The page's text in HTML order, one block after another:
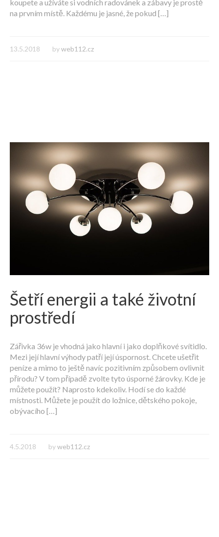
koupete a užíváte si vodních radovánek a zábavy je prostě
na prvním místě. Každému je jasné, že pokud […]
13.5.2018 byweb112.cz
Šetří energii a také životní
prostředí
Zářivka 36w je vhodná jako hlavní i jako doplňkové svítidlo.
Mezi její hlavní výhody patří její úspornost. Chcete ušetřit
peníze a mimo to ještě navíc pozitivním způsobem ovlivnit
přírodu? V tom případě zvolte tyto úsporné žárovky. Kde je
můžete použít? Naprosto kdekoliv. Hodí se do každé
místnosti. Můžete je použít do ložnice, dětského pokoje,
obývacího […]
4.5.2018 byweb112.cz